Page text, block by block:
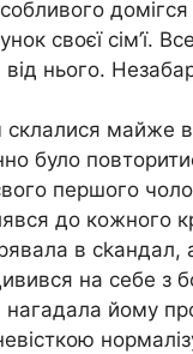
домігся
своєї сім’ї.
від нього.
майже
було
першого
до кожного
в сkандал,
на себе з
йому